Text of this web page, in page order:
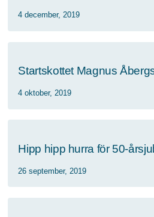
4 december, 2019
Startskottet Magnus
4 oktober, 2019
Hipp hipp hurra för 50-
26 september, 2019